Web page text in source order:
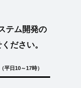
テム開発の
ださい。
（平日10～17時）